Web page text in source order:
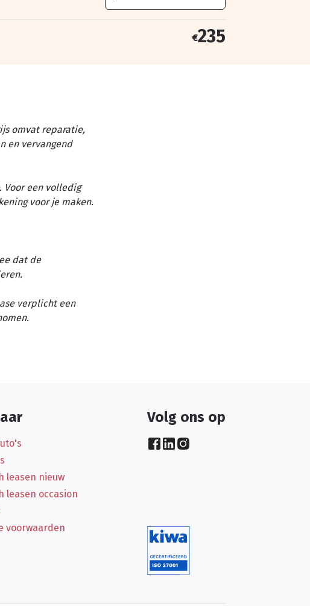
€235
omvat reparatie,
en vervangend
Voor een volledig
voor je maken.
dat de
verplicht een
leasen nieuw
leasen occasion
voorwaarden
Volg ons op